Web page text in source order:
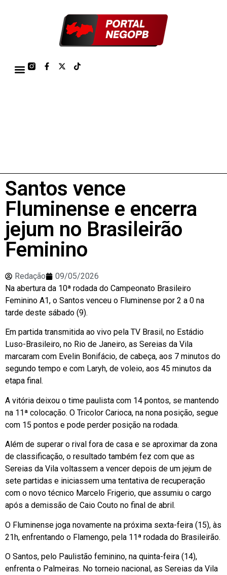
Santos vence
Fluminense e encerra
jejum no Brasileirão
Feminino
Redação
09/05/2026
Na abertura da 10ª rodada do Campeonato Brasileiro
Feminino A1, o Santos venceu o Fluminense por 2 a 0 na
tarde deste sábado (9).
Em partida transmitida ao vivo pela TV Brasil, no Estádio
Luso-Brasileiro, no Rio de Janeiro, as Sereias da Vila
marcaram com Evelin Bonifácio, de cabeça, aos 7 minutos do
segundo tempo e com Laryh, de voleio, aos 45 minutos da
etapa final.
A vitória deixou o time paulista com 14 pontos, se mantendo
na 11ª colocação. O Tricolor Carioca, na nona posição, segue
com 15 pontos e pode perder posição na rodada.
Além de superar o rival fora de casa e se aproximar da zona
de classificação, o resultado também fez com que as
Sereias da Vila voltassem a vencer depois de um jejum de
sete partidas e iniciassem uma tentativa de recuperação
com o novo técnico Marcelo Frigerio, que assumiu o cargo
após a demissão de Caio Couto no final de abril.
O Fluminense joga novamente na próxima sexta-feira (15), às
21h, enfrentando o Flamengo, pela 11ª rodada do Brasileirão.
O Santos, pelo Paulistão feminino, na quinta-feira (14),
enfrenta o Palmeiras. No torneio nacional, as Sereias da Vila